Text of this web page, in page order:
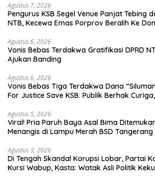
Agustus 7, 2026
Pengurus KSB Segel Venue Panjat Tebing
NTB, Kecewa Emas Porprov Beralih Ke
Agustus 6, 2026
Vonis Bebas Terdakwa Gratifikasi DPRD
Ajukan Banding
Agustus 6, 2026
Vonis Bebas Tiga Terdakwa Dana
For Justice Save KSB: Publik Berhak
Agustus 5, 2026
Viral! Pria Paruh Baya Asal Bima
Menangis di Lampu Merah BSD Tangerang
Agustus 3, 2026
Di Tengah Skandal Korupsi Lobar, Partai
Kursi Wabup, Kasta: Watak Asli Politik